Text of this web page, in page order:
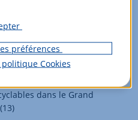
et de son aéroport
1h35 de Lyon
dans le Grand
préférences
politique Cookies